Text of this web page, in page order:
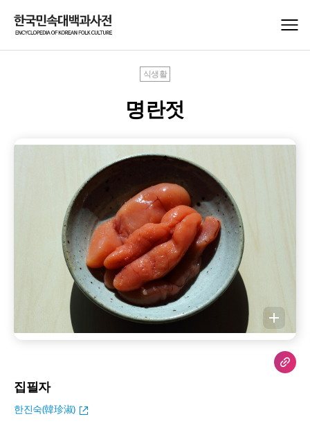
식생활
명란젓
집필자
한진숙(韓珍淑)